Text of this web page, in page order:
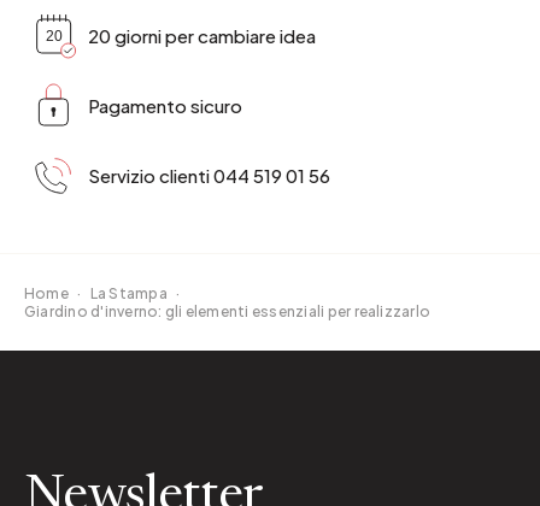
20 giorni per cambiare idea
Pagamento sicuro
Servizio clienti 044 519 01 56
Home · La Stampa ·
Giardino d'inverno: gli elementi essenziali per realizzarlo